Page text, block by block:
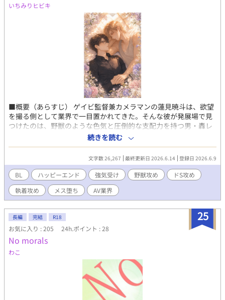
いちみりヒビキ
■概要（あらすじ） ゲイビ監督兼カメラマンの蓮見暁斗は、欲望
を撮る側として業界で一目置かれてきた。そんな彼が発展場で見
つけたのは、野獣のような色気と圧倒的な支配力を持つ男・轟レ
オ。専属男優としてスカウトしたはずのレオは、撮影のたびにレ
ンズ越しに暁斗の本性を射抜いてくる。撮る側だったはずの暁斗
は、やがて自分が今まで撮ってきた男たちと同じ顔をしているこ
とに気づく。抗うほど体はレオを求め、崩れるほど心は救われて
いく。性に溺れ、愛に肯定され、二人だけの作品へ辿り着くAV業
界BL。 ■一言コメント 撮る側だった強気監督が、野獣男優に本
性を暴かれ、性と愛で救われるAV業界BL ■登場人物 蓮見暁斗
（はすみ・あきと）強気受け。ゲイビ監督兼カメラマン。 轟レオ
（とどろき・れお）野獣攻め。発展場出身の専属男優。 水野ヒカ
ル（みずの・ひかる）元アイドル男優。 ■タグ BL / R18 / 成人向
けBL / AV業界 / ゲイビ / 強気受け / 野獣攻め ドS攻め / 執着攻め /
スパダリ攻め / メス堕ち / ハッピーエンド ■AI活用 ・表紙（AIイ
ラスト） ・会話テンポ＆文章校正 ・タイトル/名前/タグ案 ■その
他 成人向け(R18)。ご注意下さい（表現は極力マイルドにしてい
続きを読む
文字数 26,267 最終更新日 2026.6.14 登録日 2026.6.9
BL ハッピーエンド 強気受け 野獣攻め
ドS攻め
執着攻め
メス堕ち AV業界
25
長編 完結 R18
お気に入り : 205 24h.ポイント : 28
No morals
わこ